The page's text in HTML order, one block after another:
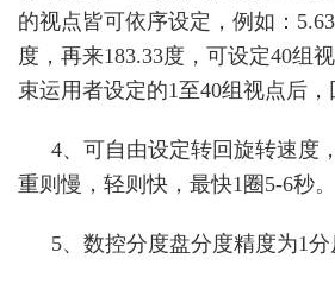
的视点皆可依序设定，例如：
度，再来183.33度，可设定40组
束运用者设定的1至40组视点后，
4、可自由设定转回旋转速度
重则慢，轻则快，最快1圈5-6秒。
5、数控分度盘分度精度为1分